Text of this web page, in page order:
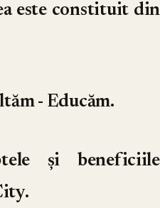
este constituit din
- Educăm.
și beneficiile